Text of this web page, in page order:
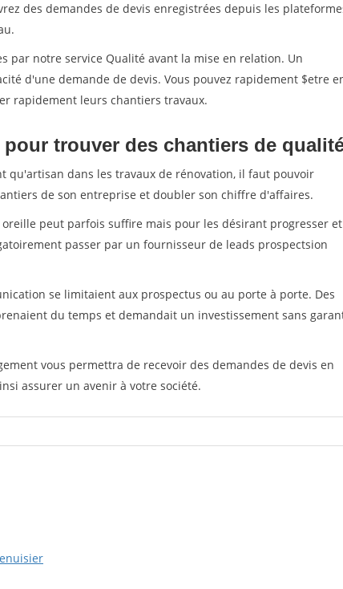
des demandes de devis enregistrées depuis les
par notre service Qualité avant la mise en relation. Un
d'une demande de devis. Vous pouvez rapidement $etre
rapidement leurs chantiers travaux.
trouver des chantiers de
qu'artisan dans les travaux de rénovation, il faut pouvoir
de son entreprise et doubler son chiffre d'affaires.
peut parfois suffire mais pour les désirant progresser et
passer par un fournisseur de leads prospectsion
se limitaient aux prospectus ou au porte à porte. Des
du temps et demandait un investissement sans
vous permettra de recevoir des demandes de devis en
assurer un avenir à votre société.